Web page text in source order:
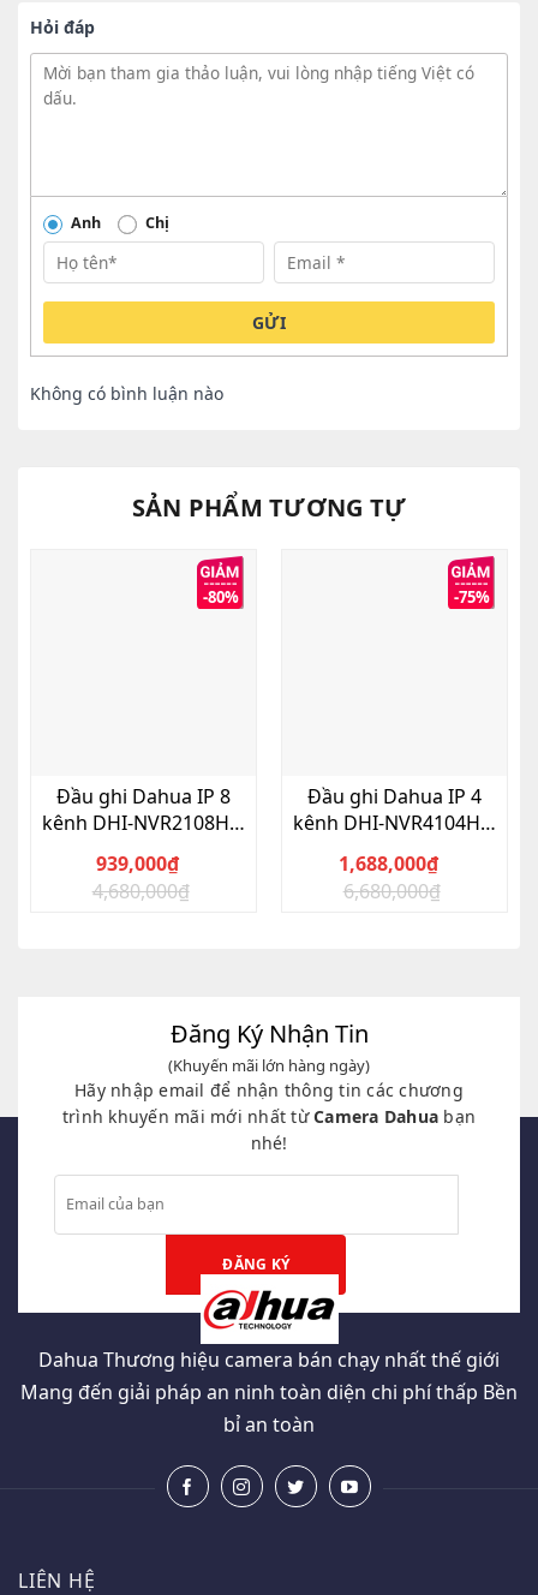
Hỏi đáp
Anh Chị
GỬI
Không có bình luận nào
SẢN PHẨM TƯƠNG TỰ
-80%
Đầu ghi Dahua IP 8
kênh DHI-NVR2108HS-
4,680,000₫
Giá
939,000₫
Giá
-75%
Đầu ghi Dahua IP 4
kênh DHI-NVR4104HS-
6,680,000₫
Giá
1,688,000₫
Giá
Đăng Ký Nhận Tin
(Khuyến mãi lớn hàng ngày)
Hãy nhập email để nhận thông tin các chương
trình khuyến mãi mới nhất từCamera Dahua bạn
nhé!
Dahua Thương hiệu camera bán chạy nhất thế giới
Mang đến giải pháp an ninh toàn diện chi phí thấp Bền
bỉ an toàn
LIÊN HỆ